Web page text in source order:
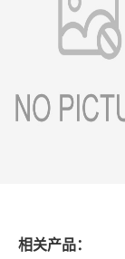
相关产品：